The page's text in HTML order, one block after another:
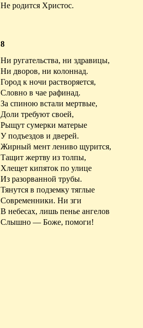
Не родится Христос.
8
Ни ругательства, ни здравицы,
Ни дворов, ни колоннад.
Город к ночи растворяется,
Словно в чае рафинад.
За спиною встали мертвые,
Доли требуют своей,
Рыщут сумерки матерые
У подъездов и дверей.
Жирный мент лениво щурится,
Тащит жертву из толпы,
Хлещет кипяток по улице
Из разорванной трубы.
Тянутся в подземку тяглые
Современники. Ни зги
В небесах, лишь пенье ангелов
Слышно — Боже, помоги!